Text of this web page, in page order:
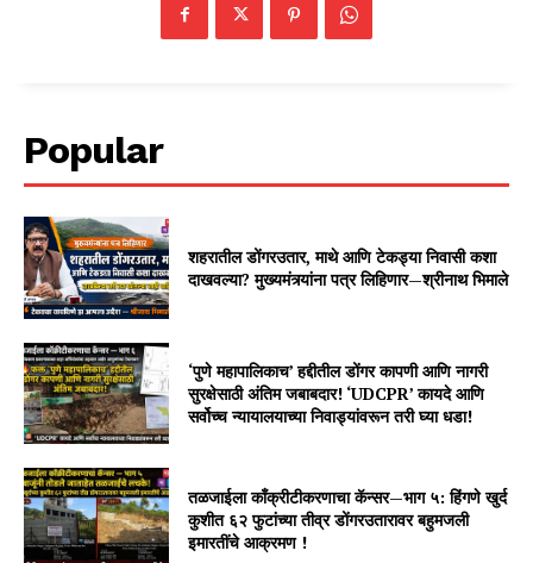
Popular
शहरातील डोंगरउतार, माथे आणि टेकड्या निवासी कशा
दाखवल्या? मुख्यमंत्र्यांना पत्र लिहिणार—श्रीनाथ भिमाले
‘पुणे महापालिकाच’ हद्दीतील डोंगर कापणी आणि नागरी
सुरक्षेसाठी अंतिम जबाबदार! ‘UDCPR’ कायदे आणि
सर्वोच्च न्यायालयाच्या निवाड्यांवरून तरी घ्या धडा!
तळजाईला काँक्रीटीकरणाचा कॅन्सर—भाग ५: हिंगणे खुर्द
कुशीत ६२ फुटांच्या तीव्र डोंगरउतारावर बहुमजली
इमारतींचे आक्रमण !